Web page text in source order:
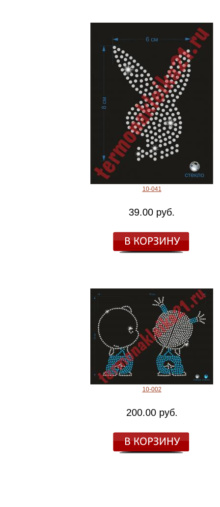
10-041
39.00 руб.
10-002
200.00 руб.